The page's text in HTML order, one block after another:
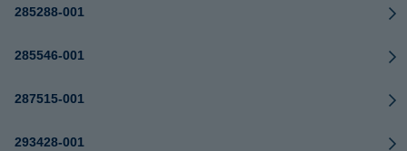
285288-001
285546-001
287515-001
293428-001